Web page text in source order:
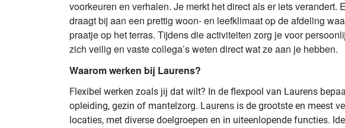
voorkeuren en verhalen. Je merkt het direct als er iets
draagt bij aan een prettig woon- en leefklimaat op de afdeling
praatje op het terras. Tijdens die activiteiten zorg je voor
zich veilig en vaste collega’s weten direct wat ze aan je hebben.
Waarom werken bij Laurens?
Flexibel werken zoals jij dat wilt? In de flexpool van Laurens
opleiding, gezin of mantelzorg. Laurens is de grootste en meest
locaties, met diverse doelgroepen en in uiteenlopende functies.